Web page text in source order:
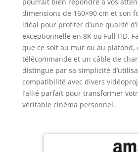
dimensions de 160×90 cm et son
idéal pour profiter d’une qualité
exceptionnelle en 8K ou Full HD.
que ce soit au mur ou au plafond,
télécommande et un câble de
distingue par sa simplicité
compatibilité avec divers
l’allié parfait pour transformer
véritable cinéma personnel.